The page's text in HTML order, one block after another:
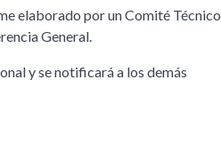
elaborado por un Comité Técnico
General.
y se notificará a los demás